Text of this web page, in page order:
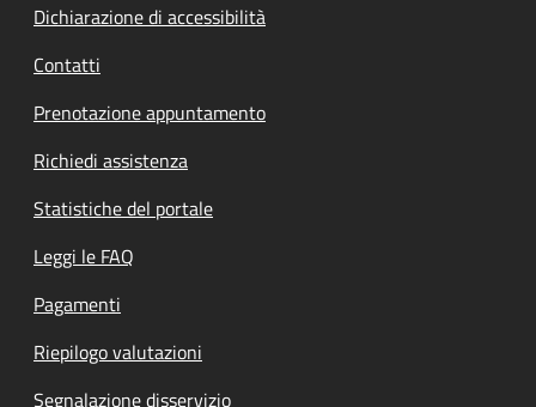
Dichiarazione di accessibilità
Contatti
Prenotazione appuntamento
Richiedi assistenza
Statistiche del portale
Leggi le FAQ
Pagamenti
Riepilogo valutazioni
Segnalazione disservizio